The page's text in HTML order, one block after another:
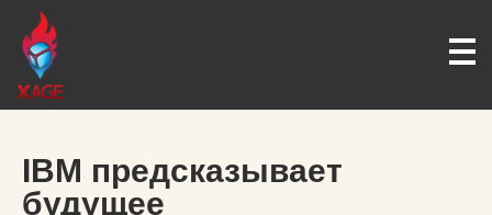
IBM предсказывает
будущее